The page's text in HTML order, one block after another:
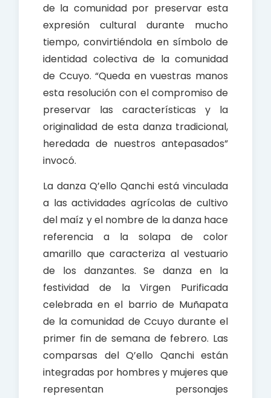
de la comunidad por preservar esta
expresión cultural durante mucho
tiempo, convirtiéndola en símbolo de
identidad colectiva de la comunidad
de Ccuyo. “Queda en vuestras manos
esta resolución con el compromiso de
preservar las características y la
originalidad de esta danza tradicional,
heredada de nuestros antepasados”
invocó.
La danza Q’ello Qanchi está vinculada
a las actividades agrícolas de cultivo
del maíz y el nombre de la danza hace
referencia a la solapa de color
amarillo que caracteriza al vestuario
de los danzantes. Se danza en la
festividad de la Virgen Purificada
celebrada en el barrio de Muñapata
de la comunidad de Ccuyo durante el
primer fin de semana de febrero. Las
comparsas del Q’ello Qanchi están
integradas por hombres y mujeres que
representan personajes